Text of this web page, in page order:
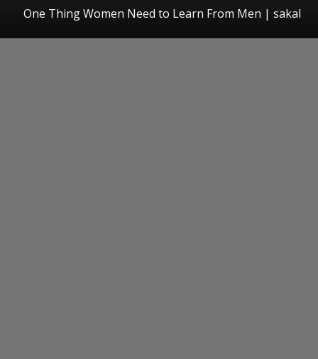
One Thing Women Need to Learn From Men | sakal